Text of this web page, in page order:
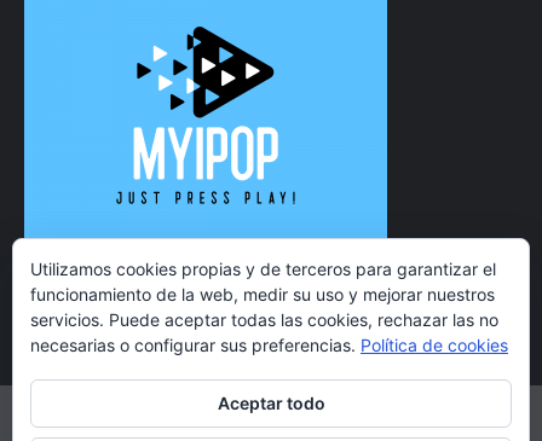
Utilizamos cookies propias y de terceros para garantizar el
funcionamiento de la web, medir su uso y mejorar nuestros
servicios. Puede aceptar todas las cookies, rechazar las no
necesarias o configurar sus preferencias. Política de cookies
Aceptar todo